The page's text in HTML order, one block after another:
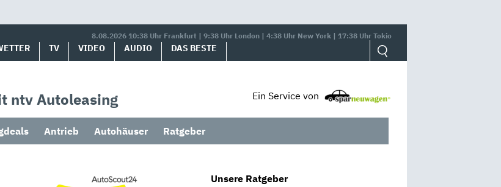
8.08.2026 10:38 Uhr Frankfurt | 9:38 Uhr London | 4:38 Uhr New York | 17:38 Uhr Tokio
TV VIDEO AUDIO DAS BESTE
ntv Autoleasing Ein Service von
Antrieb Autohäuser Ratgeber
Unsere Ratgeber